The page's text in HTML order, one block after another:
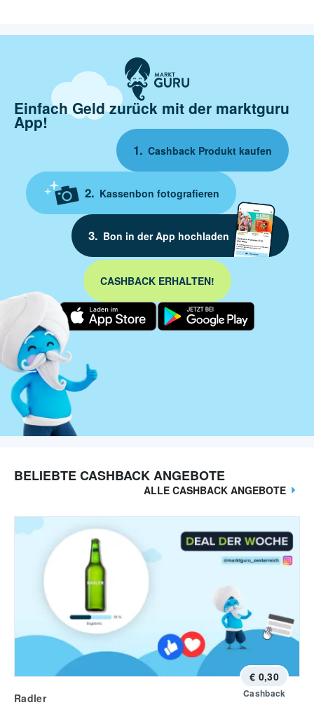
Einfach Geld zurück mit der marktguru
App!
Cashback Produkt kaufen
Kassenbon fotografieren
Bon in der App hochladen
CASHBACK ERHALTEN!
BELIEBTE CASHBACK ANGEBOTE
ALLE CASHBACK ANGEBOTE
€ 0,30
Cashback
Radler